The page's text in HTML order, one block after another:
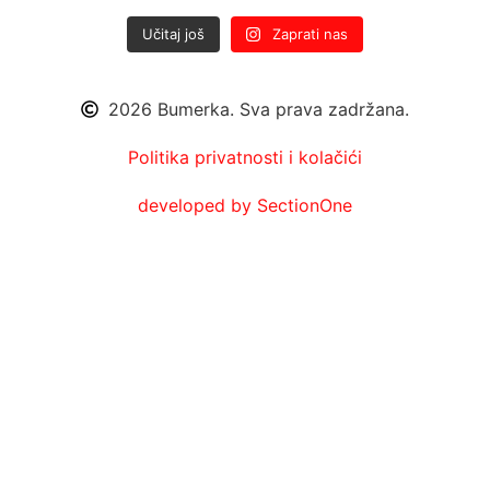
Učitaj još Zaprati nas
2026 Bumerka. Sva prava zadržana.
Politika privatnosti i kolačići
developed by SectionOne